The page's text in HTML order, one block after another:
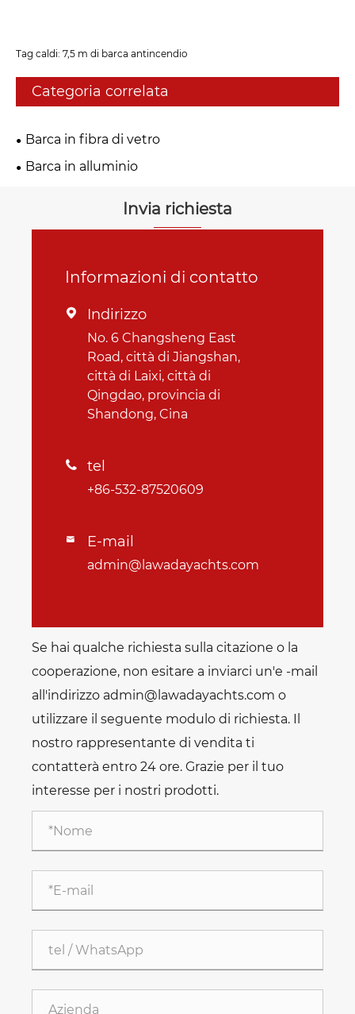
Tag caldi: 7,5 m di barca antincendio
Categoria correlata
Barca in fibra di vetro
Barca in alluminio
Invia richiesta
Informazioni di contatto
 Indirizzo
No. 6 Changsheng East
Road, città di Jiangshan,
città di Laixi, città di
Qingdao, provincia di
Shandong, Cina
 tel
+86-532-87520609
 E-mail
admin@lawadayachts.com
Se hai qualche richiesta sulla citazione o la
cooperazione, non esitare a inviarci un'e -mail
all'indirizzo admin@lawadayachts.com o
utilizzare il seguente modulo di richiesta. Il
nostro rappresentante di vendita ti
contatterà entro 24 ore. Grazie per il tuo
interesse per i nostri prodotti.